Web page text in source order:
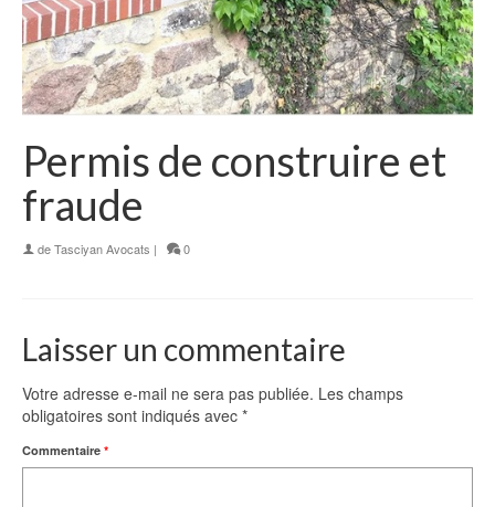
Permis de construire et
fraude
deTasciyan Avocats | 0
Laisser un commentaire
Votre adresse e-mail ne sera pas publiée. Les champs
obligatoires sont indiqués avec *
Commentaire *